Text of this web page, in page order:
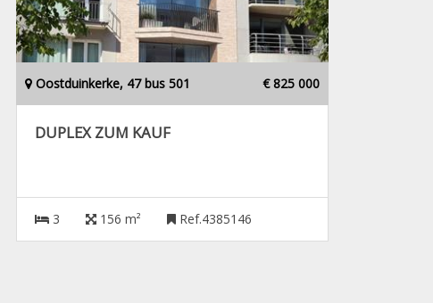
Oostduinkerke, 47 bus 501 € 825 000
DUPLEX ZUM KAUF
3 156 m² Ref.4385146